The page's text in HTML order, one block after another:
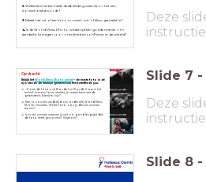
2.Welke kenmerken heeft de afbeelding waardoor het een
iconisch beeld wordt?
3.Maakt het uit of een foto in zwart-wit of kleur gemaakt is?
4.Is de World Press Photo wedstrijd een goede manier om
aandacht te vragen voor onvrijheid en conflicten in de wereld?
Deze
Bekijk hetW orld Press Photo archief- de eerste foto in de
rij is steeds de winnaar geweest van het betreffende jaar.
Zoek de foto's uit Ronde 1 en Ronde 2 op in het
archief. Is er een foto waarbij je verrast bent wat de
gebeurtenis bleek te zijn?
Stel, er zou een wedstrijd zijn onder alle World Press
Photo winnaars. Welke foto zou jij dan als winnaar
kiezen?
Is er een winnaar waarvan jij niet zo goed begrijpt dat
de foto heeft gewonnen? Waarom?
Opdracht Slide 7 -
Deze
Slide 8 -